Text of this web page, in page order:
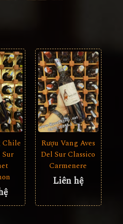
Chile
Sur
Rượu Vang Aves
Del Sur Classico
Carmenere
Liên hệ